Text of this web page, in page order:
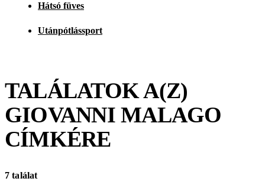
Hátsó füves
Utánpótlássport
TALÁLATOK A(Z)
GIOVANNI MALAGO
CÍMKÉRE
7 találat